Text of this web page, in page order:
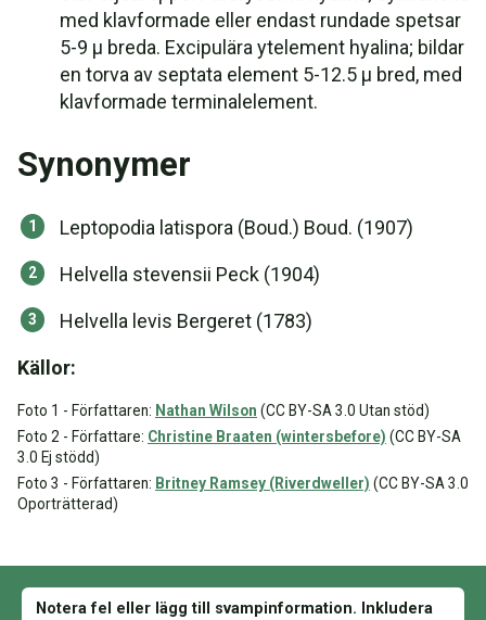
med klavformade eller endast rundade spetsar
5-9 µ breda. Excipulära ytelement hyalina; bildar
en torva av septata element 5-12.5 µ bred, med
klavformade terminalelement.
Synonymer
Leptopodia latispora (Boud.) Boud. (1907)
Helvella stevensii Peck (1904)
Helvella levis Bergeret (1783)
Källor:
Foto 1 - Författaren: Nathan Wilson (CC BY-SA 3.0 Utan stöd)
Foto 2 - Författare: Christine Braaten (wintersbefore) (CC BY-SA
3.0 Ej stödd)
Foto 3 - Författaren: Britney Ramsey (Riverdweller) (CC BY-SA 3.0
Oporträtterad)